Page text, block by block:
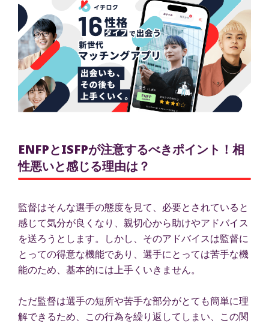
ENFPとISFPが注意するべきポイント！相
性悪いと感じる理由は？
監督はそんな選手の態度を見て、必要とされていると
感じて気分が良くなり、親切心から助けやアドバイス
を送ろうとします。しかし、そのアドバイスは監督に
とっての得意な機能であり、選手にとっては苦手な機
能のため、基本的には上手くいきません。
ただ監督は選手の短所や苦手な部分がとても簡単に理
解できるため、この行為を繰り返してしまい、この関